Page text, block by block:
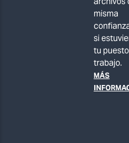
misma
si
tu
trabajo.
MÁS